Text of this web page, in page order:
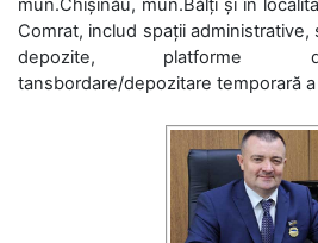
mun.Chișinău, mun.Bălți și în
Comrat, includ spații
depozite, platforme
tansbordare/depozitare temporară a